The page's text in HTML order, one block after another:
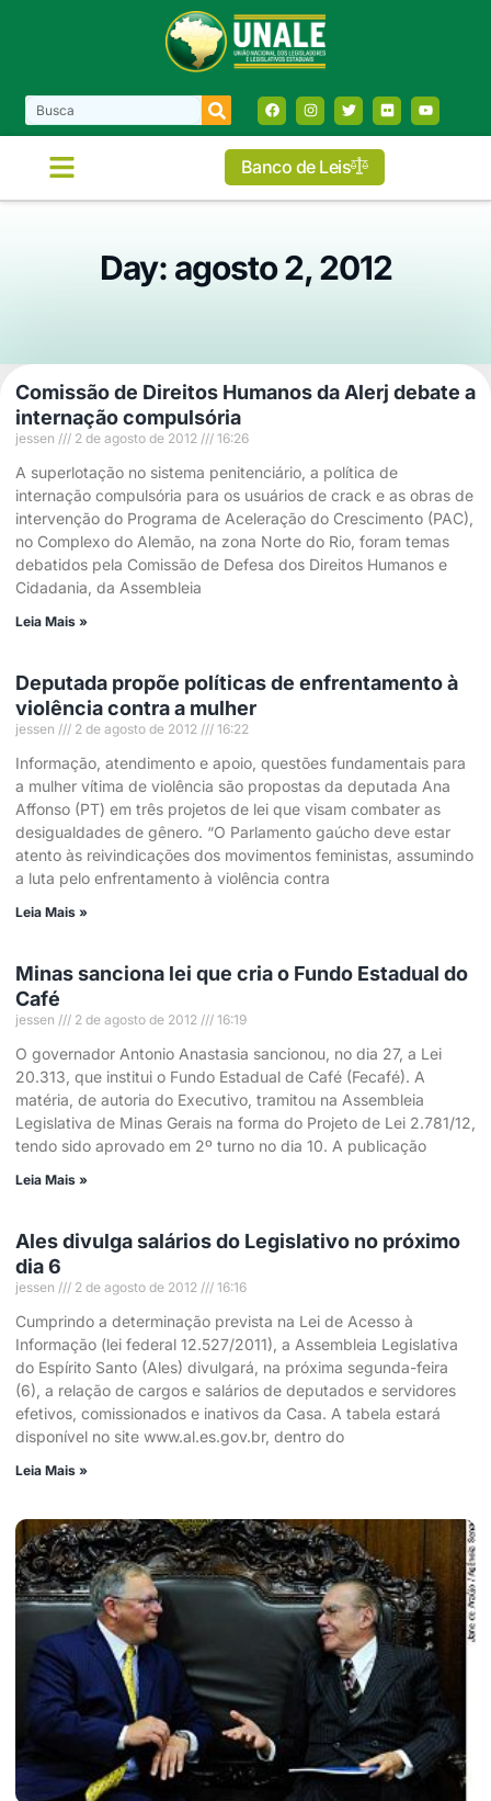
Banco de Leis
Day: agosto 2, 2012
Comissão de Direitos Humanos da Alerj debate a
internação compulsória
jessen 2 de agosto de 2012 16:26
A superlotação no sistema penitenciário, a política de
internação compulsória para os usuários de crack e as obras de
intervenção do Programa de Aceleração do Crescimento (PAC),
no Complexo do Alemão, na zona Norte do Rio, foram temas
debatidos pela Comissão de Defesa dos Direitos Humanos e
Cidadania, da Assembleia
Leia Mais »
Deputada propõe políticas de enfrentamento à
violência contra a mulher
jessen 2 de agosto de 2012 16:22
Informação, atendimento e apoio, questões fundamentais para
a mulher vítima de violência são propostas da deputada Ana
Affonso (PT) em três projetos de lei que visam combater as
desigualdades de gênero. “O Parlamento gaúcho deve estar
atento às reivindicações dos movimentos feministas, assumindo
a luta pelo enfrentamento à violência contra
Leia Mais »
Minas sanciona lei que cria o Fundo Estadual do
Café
jessen 2 de agosto de 2012 16:19
O governador Antonio Anastasia sancionou, no dia 27, a Lei
20.313, que institui o Fundo Estadual de Café (Fecafé). A
matéria, de autoria do Executivo, tramitou na Assembleia
Legislativa de Minas Gerais na forma do Projeto de Lei 2.781/12,
tendo sido aprovado em 2º turno no dia 10. A publicação
Leia Mais »
Ales divulga salários do Legislativo no próximo
dia 6
jessen 2 de agosto de 2012 16:16
Cumprindo a determinação prevista na Lei de Acesso à
Informação (lei federal 12.527/2011), a Assembleia Legislativa
do Espírito Santo (Ales) divulgará, na próxima segunda-feira
(6), a relação de cargos e salários de deputados e servidores
efetivos, comissionados e inativos da Casa. A tabela estará
disponível no site www.al.es.gov.br, dentro do
Leia Mais »